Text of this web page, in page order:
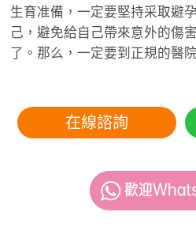
生育准備，一定要堅持采取避
己，避免給自己帶來意外的傷
了。那么，一定要到正規的醫
在線諮詢